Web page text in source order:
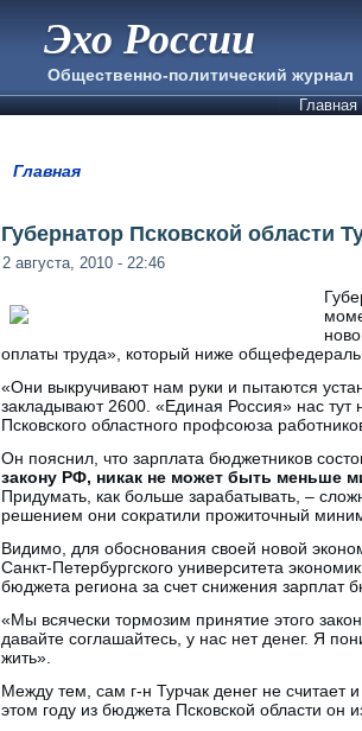
Эхо России
Общественно-политический журнал
Главная
Главная
Губернатор Псковской области
2 августа, 2010 - 22:46
оплаты труда», который ниже
«Они выкручивают нам руки и пытаются
закладывают 2600. «Единая Россия» нас
Псковского областного профсоюза
Он пояснил, что зарплата бюджетников
закону РФ, никак не может быть меньше
Придумать, как больше зарабатывать, –
решением они сократили прожиточный
Видимо, для обоснования своей новой
Санкт-Петербургского университета
бюджета региона за счет снижения зарплат
«Мы всячески тормозим принятие этого
давайте соглашайтесь, у нас нет денег. Я
жить».
Между тем, сам г-н Турчак денег не
этом году из бюджета Псковской области